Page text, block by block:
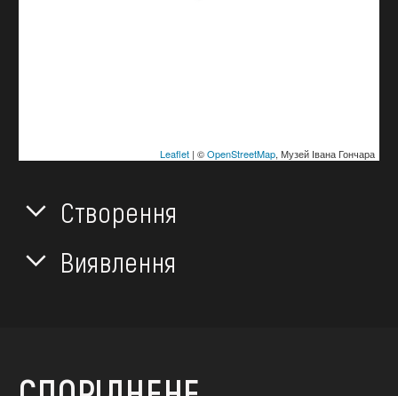
Leaflet| ©OpenStreetMap, Музей Івана Гончара
Створення
Виявлення